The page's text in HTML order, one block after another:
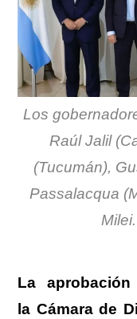
Los
Raúl Jalil
(Tucumán),
Passalacqua
La
la Cámara de